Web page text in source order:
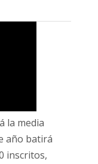
la media
año batirá
inscritos,